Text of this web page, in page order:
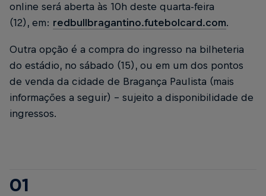
online será aberta às 10h deste quarta-feira
(12), em: redbullbragantino.futebolcard.com.
Outra opção é a compra do ingresso na bilheteria
do estádio, no sábado (15), ou em um dos pontos
de venda da cidade de Bragança Paulista (mais
informações a seguir) – sujeito a disponibilidade de
ingressos.
01